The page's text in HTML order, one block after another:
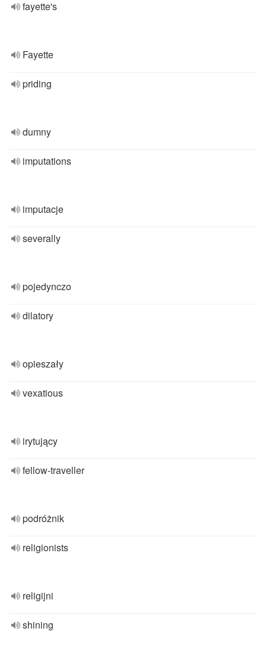
fayette's
Fayette
priding
dumny
imputations
imputacje
severally
pojedynczo
dilatory
opieszały
vexatious
irytujący
fellow-traveller
podróżnik
religionists
religijni
shining